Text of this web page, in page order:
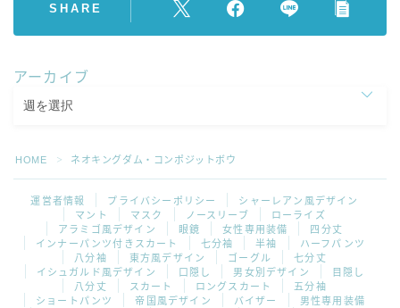
SHARE
アーカイブ
HOME ＞ ネオキングダム・コンポジットボウ
運営者情報 プライバシーポリシー
シャーレアン風デザイン
マント
マスク ノースリーブ
ローライズ
アラミゴ風デザイン
眼鏡 女性専用装備
四分丈
インナーパンツ付きスカート
七分袖 半袖
ハーフパンツ
八分袖
東方風デザイン ゴーグル
七分丈
イシュガルド風デザイン
口隠し 男女別デザイン
目隠し
八分丈
スカート ロングスカート
五分袖
ショートパンツ
帝国風デザイン バイザー 男性専用装備